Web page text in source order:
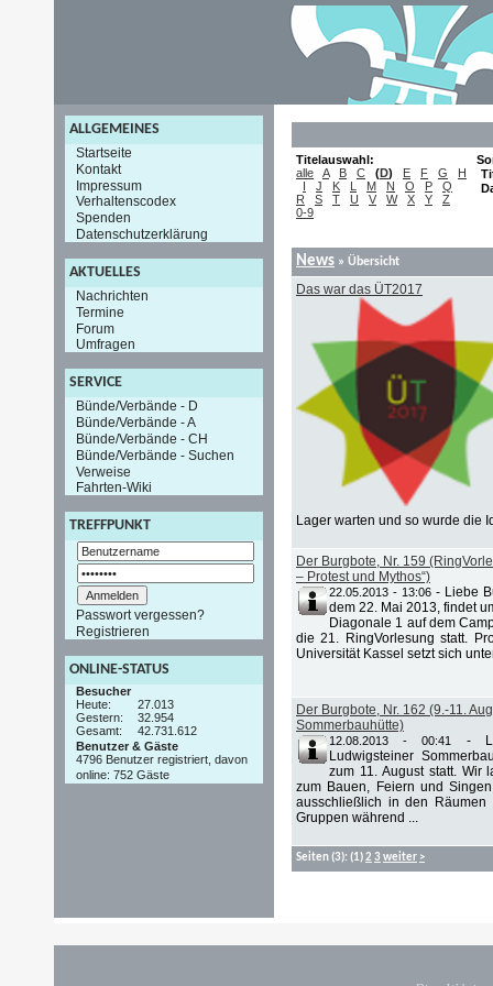
ALLGEMEINES
Startseite
Kontakt
Impressum
Verhaltenscodex
Spenden
Datenschutzerklärung
AKTUELLES
Nachrichten
Termine
Forum
Umfragen
SERVICE
Bünde/Verbände - D
Bünde/Verbände - A
Bünde/Verbände - CH
Bünde/Verbände - Suchen
Verweise
Fahrten-Wiki
TREFFPUNKT
Passwort vergessen?
Registrieren
ONLINE-STATUS
Besucher
Heute:
27.013
Gestern:
32.954
Gesamt:
42.731.612
Benutzer & Gäste
4796 Benutzer registriert, davon
online: 752 Gäste
Titelauswahl:
alle
A B C (D) E F G
H
I
J K L M N O P
Q
R
S T U V W X Y
Z
0-9
News » Übersicht
Das war das ÜT2017
Lager warten und so wurde die
Der Burgbote, Nr. 159
– Protest und Mythos“)
22.05.2013 - 13:06 - Liebe
dem 22. Mai 2013, findet
Diagonale 1 auf dem
die 21. RingVorlesung statt.
Universität Kassel setzt sich
Der Burgbote, Nr. 162 (9.-11.
Sommerbauhütte)
12.08.2013 - 00:41 -
Ludwigsteiner
zum 11. August statt. Wir
zum Bauen, Feiern und
ausschließlich in den
Gruppen während ...
Seiten(3): (1)2 3 weiter >